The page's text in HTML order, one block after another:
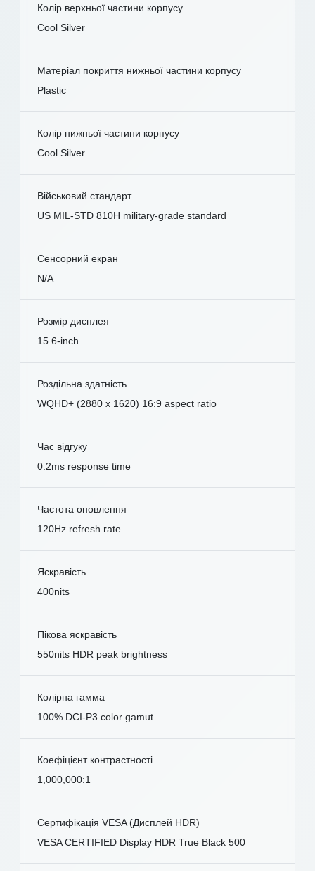
Колір верхньої частини корпусу
Cool Silver
Матеріал покриття нижньої частини корпусу
Plastic
Колір нижньої частини корпусу
Cool Silver
Військовий стандарт
US MIL-STD 810H military-grade standard
Сенсорний екран
N/A
Розмір дисплея
15.6-inch
Роздільна здатність
WQHD+ (2880 x 1620) 16:9 aspect ratio
Час відгуку
0.2ms response time
Частота оновлення
120Hz refresh rate
Яскравість
400nits
Пікова яскравість
550nits HDR peak brightness
Колірна гамма
100% DCI-P3 color gamut
Коефіцієнт контрастності
1,000,000:1
Сертифікація VESA (Дисплей HDR)
VESA CERTIFIED Display HDR True Black 500